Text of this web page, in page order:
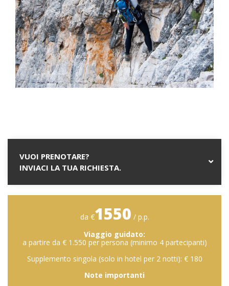
VUOI PRENOTARE?
INVIACI LA TUA RICHIESTA.
da €1550 / p.p.
Viaggio guidato:
a partire da € 1.550 per persona (minimo 4 partecipanti)
Supplemento singola (solo in hotel per 2 notti): € 180
Note importanti